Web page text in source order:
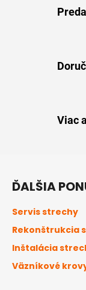
Viac
ĎALŠIA
Servis strechy
Rekonštrukcia
Inštalácia
Väzníkové